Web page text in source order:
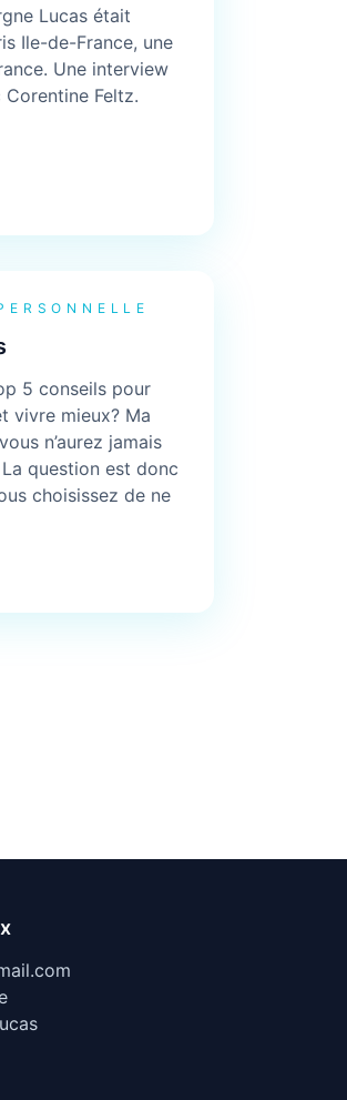
Lucas était
Ile-de-France, une
Une interview
Feltz.
5 conseils pour
vivre mieux? Ma
n’aurez jamais
question est donc
choisissez de ne